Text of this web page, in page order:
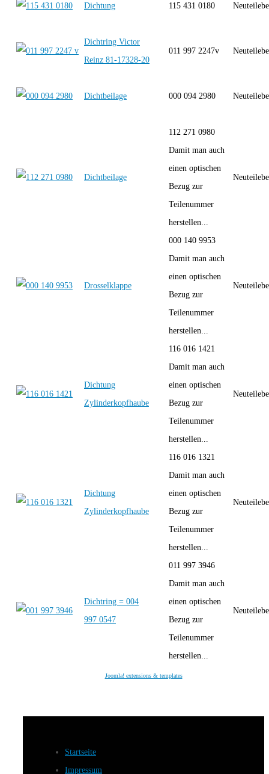
Dichtung 115 431 0180
Dichtring Victor
Reinz 81-17328-20
011 997 2247v
Dichtbeilage 000 094 2980
Dichtbeilage
112 271 0980
Damit man auch
einen optischen
Bezug zur
Teilenummer
herstellen...
Drosselklappe
000 140 9953
Damit man auch
einen optischen
Bezug zur
Teilenummer
herstellen...
Dichtung
Zylinderkopfhaube
116 016 1421
Damit man auch
einen optischen
Bezug zur
Teilenummer
herstellen...
Dichtung
Zylinderkopfhaube
116 016 1321
Damit man auch
einen optischen
Bezug zur
Teilenummer
herstellen...
Dichtring = 004
997 0547
011 997 3946
Damit man auch
einen optischen
Bezug zur
Teilenummer
herstellen...
Joomla! extensions & templates
Startseite
Impressum